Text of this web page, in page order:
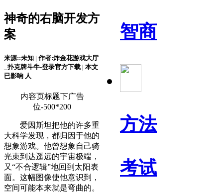
智商
方法
考试
神奇的右脑开发方
案
来源::未知 | 作者:炸金花游戏大厅
_扑克牌斗牛-登录官方下载 | 本文
已影响 人
内容页标题下广告
位-500*200
爱因斯坦把他的许多重
大科学发现，都归因于他的
想象游戏。他曾想象自己骑
光束到达遥远的宇宙极端，
又“不合逻辑”地回到太阳表
面。这幅图像使他意识到，
空间可能本来就是弯曲的。